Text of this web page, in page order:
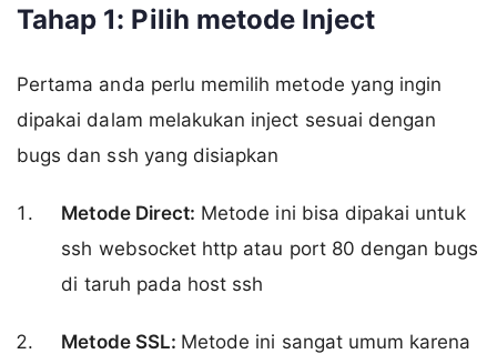
Tahap 1: Pilih metode Inject
Pertama anda perlu memilih metode yang ingin
dipakai dalam melakukan inject sesuai dengan
bugs dan ssh yang disiapkan
Metode Direct: Metode ini bisa dipakai untuk
ssh websocket http atau port 80 dengan bugs
di taruh pada host ssh
Metode SSL: Metode ini sangat umum karena